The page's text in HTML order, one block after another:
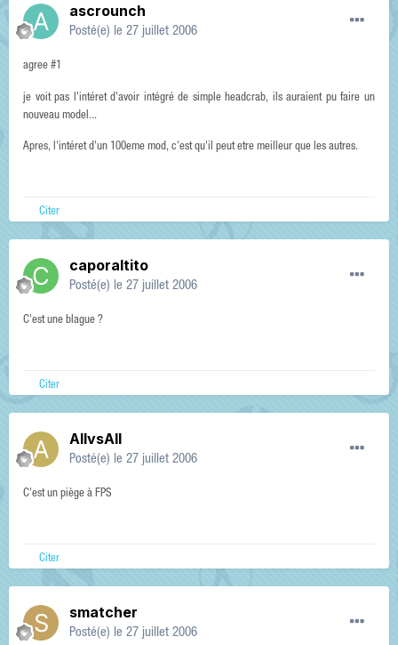
ascrounch
Posté(e) le 27 juillet 2006
agree #1
je voit pas l'intéret d'avoir intégré de simple headcrab, ils auraient pu faire un
nouveau model...
Apres, l'intéret d'un 100eme mod, c'est qu'il peut etre meilleur que les autres.
Citer
caporaltito
Posté(e) le 27 juillet 2006
C'est une blague ?
Citer
AllvsAll
Posté(e) le 27 juillet 2006
C'est un piège à FPS
Citer
smatcher
Posté(e) le 27 juillet 2006